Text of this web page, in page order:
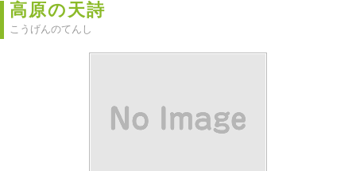
高原の天詩
こうげんのてんし